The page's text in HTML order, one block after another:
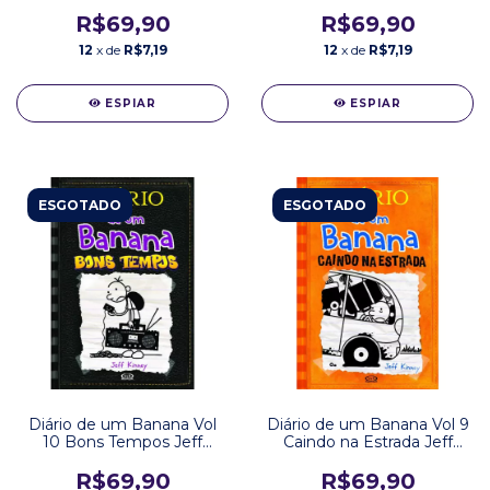
R$69,90
12 x de R$7,19
ESPIAR
R$69,90
12 x de R$7,19
ESPIAR
ESGOTADO
Diário de um Banana Vol
10 Bons Tempos Jeff
R$69,90
ESGOTADO
Diário de um Banana Vol 9
Caindo na Estrada Jeff
R$69,90